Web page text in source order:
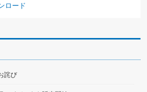
ロード
詫び